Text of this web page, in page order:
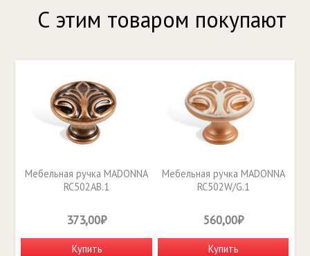
С этим товаром покупают
Мебельная ручка MADONNA
RC502AB.1
373,00₽
Купить
Мебельная ручка MADONNA
RC502W/G.1
560,00₽
Купить